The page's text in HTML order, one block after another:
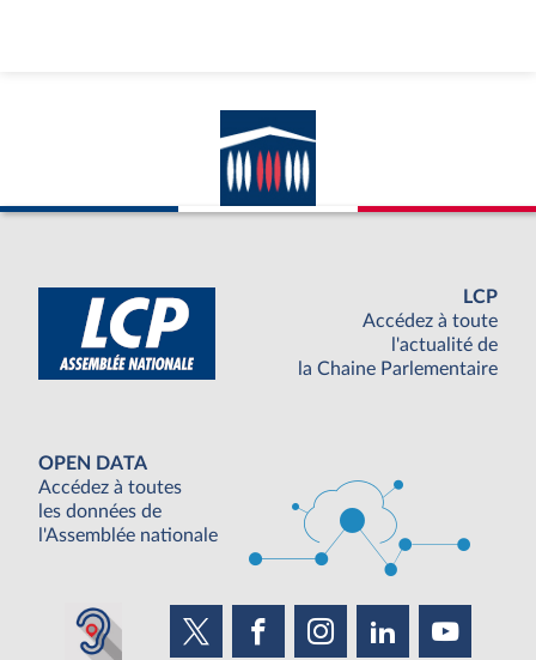
LCP
Accédez à toute
l'actualité de
la Chaine Parlementaire
OPEN DATA
Accédez à toutes
les données de
l'Assemblée nationale